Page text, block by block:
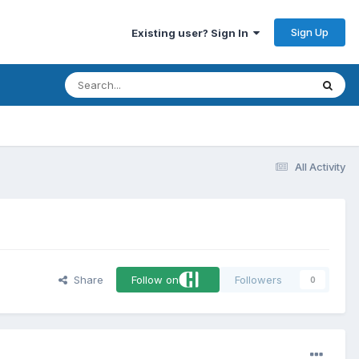
Existing user? Sign In Sign Up
All Activity
Share Follow on Followers 0